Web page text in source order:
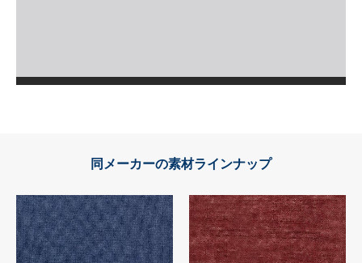
同メーカーの素材ラインナップ